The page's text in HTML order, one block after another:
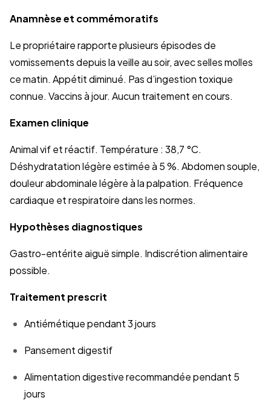
Anamnèse et commémoratifs
Le propriétaire rapporte plusieurs épisodes de
vomissements depuis la veille au soir, avec selles molles
ce matin. Appétit diminué. Pas d’ingestion toxique
connue. Vaccins à jour. Aucun traitement en cours.
Examen clinique
Animal vif et réactif. Température : 38,7 °C.
Déshydratation légère estimée à 5 %. Abdomen souple,
douleur abdominale légère à la palpation. Fréquence
cardiaque et respiratoire dans les normes.
Hypothèses diagnostiques
Gastro-entérite aiguë simple. Indiscrétion alimentaire
possible.
Traitement prescrit
Antiémétique pendant 3 jours
Pansement digestif
Alimentation digestive recommandée pendant 5
jours